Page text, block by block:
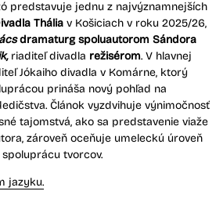
predstavuje jednu z najvýznamnejších
Thália v Košiciach v roku 2025/26,
dramaturg spoluautorom Sándora
riaditeľ divadla režisérom. V hlavnej
Jókaiho divadla v Komárne, ktorý
prináša nový pohľad na
Článok vyzdvihuje výnimočnosť
tajomstvá, ako sa predstavenie viaže
zároveň oceňuje umeleckú úroveň
tvorcov.
jazyku.